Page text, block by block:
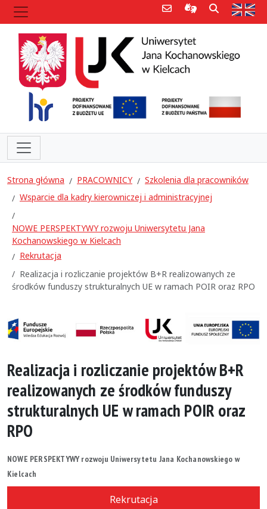
Poczta e-mailInformacje dla
Szukaj
Strona główna PRACOWNICY
Szkolenia dla pracowników
Wsparcie dla kadry kierowniczej i administracyjnej
NOWE PERSPEKTYWY rozwoju Uniwersytetu Jana
Kochanowskiego w Kielcach
Rekrutacja
Realizacja i rozliczanie projektów B+R realizowanych ze
środków funduszy strukturalnych UE w ramach POIR oraz RPO
Realizacja i rozliczanie projektów B+R
realizowanych ze środków funduszy
strukturalnych UE w ramach POIR oraz
RPO
NOWE PERSPEKTYWY rozwoju Uniwersytetu Jana Kochanowskiego w
Kielcach
Rekrutacja